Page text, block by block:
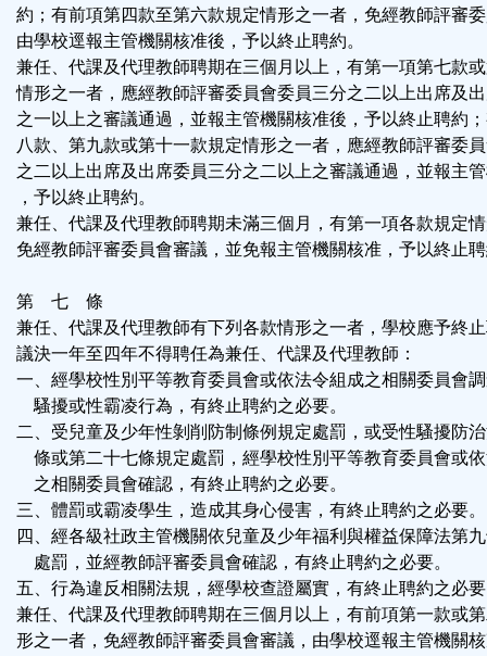
約；有前項第四款至第六款規定情形之一者，免經教師評審
由學校逕報主管機關核准後，予以終止聘約。
兼任、代課及代理教師聘期在三個月以上，有第一項第七款
情形之一者，應經教師評審委員會委員三分之二以上出席及
之一以上之審議通過，並報主管機關核准後，予以終止聘約
八款、第九款或第十一款規定情形之一者，應經教師評審委
之二以上出席及出席委員三分之二以上之審議通過，並報主
，予以終止聘約。
兼任、代課及代理教師聘期未滿三個月，有第一項各款規定
免經教師評審委員會審議，並免報主管機關核准，予以終止
第 七 條
兼任、代課及代理教師有下列各款情形之一者，學校應予終
議決一年至四年不得聘任為兼任、代課及代理教師：
一、經學校性別平等教育委員會或依法令組成之相關委員會
騷擾或性霸凌行為，有終止聘約之必要。
二、受兒童及少年性剝削防制條例規定處罰，或受性騷擾防
條或第二十七條規定處罰，經學校性別平等教育委員會或
之相關委員會確認，有終止聘約之必要。
三、體罰或霸凌學生，造成其身心侵害，有終止聘約之必要。
四、經各級社政主管機關依兒童及少年福利與權益保障法第
處罰，並經教師評審委員會確認，有終止聘約之必要。
五、行為違反相關法規，經學校查證屬實，有終止聘約之必
兼任、代課及代理教師聘期在三個月以上，有前項第一款或
形之一者，免經教師評審委員會審議，由學校逕報主管機關